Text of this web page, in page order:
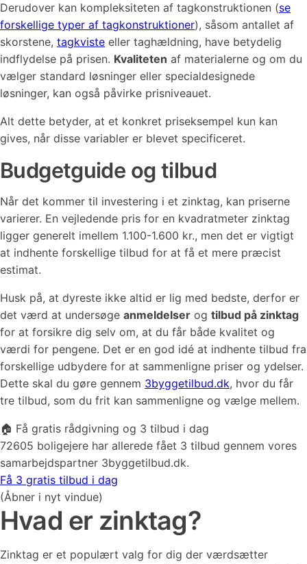
Derudover kan kompleksiteten af tagkonstruktionen (se
forskellige typer af tagkonstruktioner), såsom antallet af
skorstene, tagkviste eller taghældning, have betydelig
indflydelse på prisen. Kvaliteten af materialerne og om du
vælger standard løsninger eller specialdesignede
løsninger, kan også påvirke prisniveauet.
Alt dette betyder, at et konkret priseksempel kun kan
gives, når disse variabler er blevet specificeret.
Budgetguide og tilbud
Når det kommer til investering i et zinktag, kan priserne
varierer. En vejledende pris for en kvadratmeter zinktag
ligger generelt imellem 1.100-1.600 kr., men det er vigtigt
at indhente forskellige tilbud for at få et mere præcist
estimat.
Husk på, at dyreste ikke altid er lig med bedste, derfor er
det værd at undersøge anmeldelser og tilbud på zinktag
for at forsikre dig selv om, at du får både kvalitet og
værdi for pengene. Det er en god idé at indhente tilbud fra
forskellige udbydere for at sammenligne priser og ydelser.
Dette skal du gøre gennem 3byggetilbud.dk, hvor du får
tre tilbud, som du frit kan sammenligne og vælge mellem.
🏠 Få gratis rådgivning og 3 tilbud i dag
72605 boligejere har allerede fået 3 tilbud gennem vores
samarbejdspartner 3byggetilbud.dk.
Få 3 gratis tilbud i dag
(Åbner i nyt vindue)
Hvad er zinktag?
Zinktag er et populært valg for dig der værdsætter